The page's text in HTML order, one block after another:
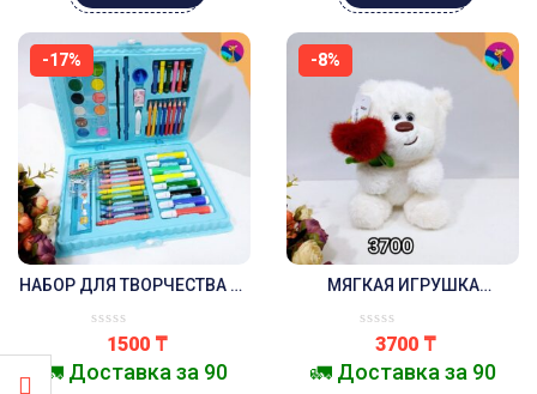
-17%
НАБОР ДЛЯ ТВОРЧЕСТВА 68
САМОЛЁТ.
1500 ₸
🚛 Доставка за 90
-8%
МЯГКАЯ ИГРУШКА
БЕЛЫЙ
3700 ₸
🚛 Доставка за 90